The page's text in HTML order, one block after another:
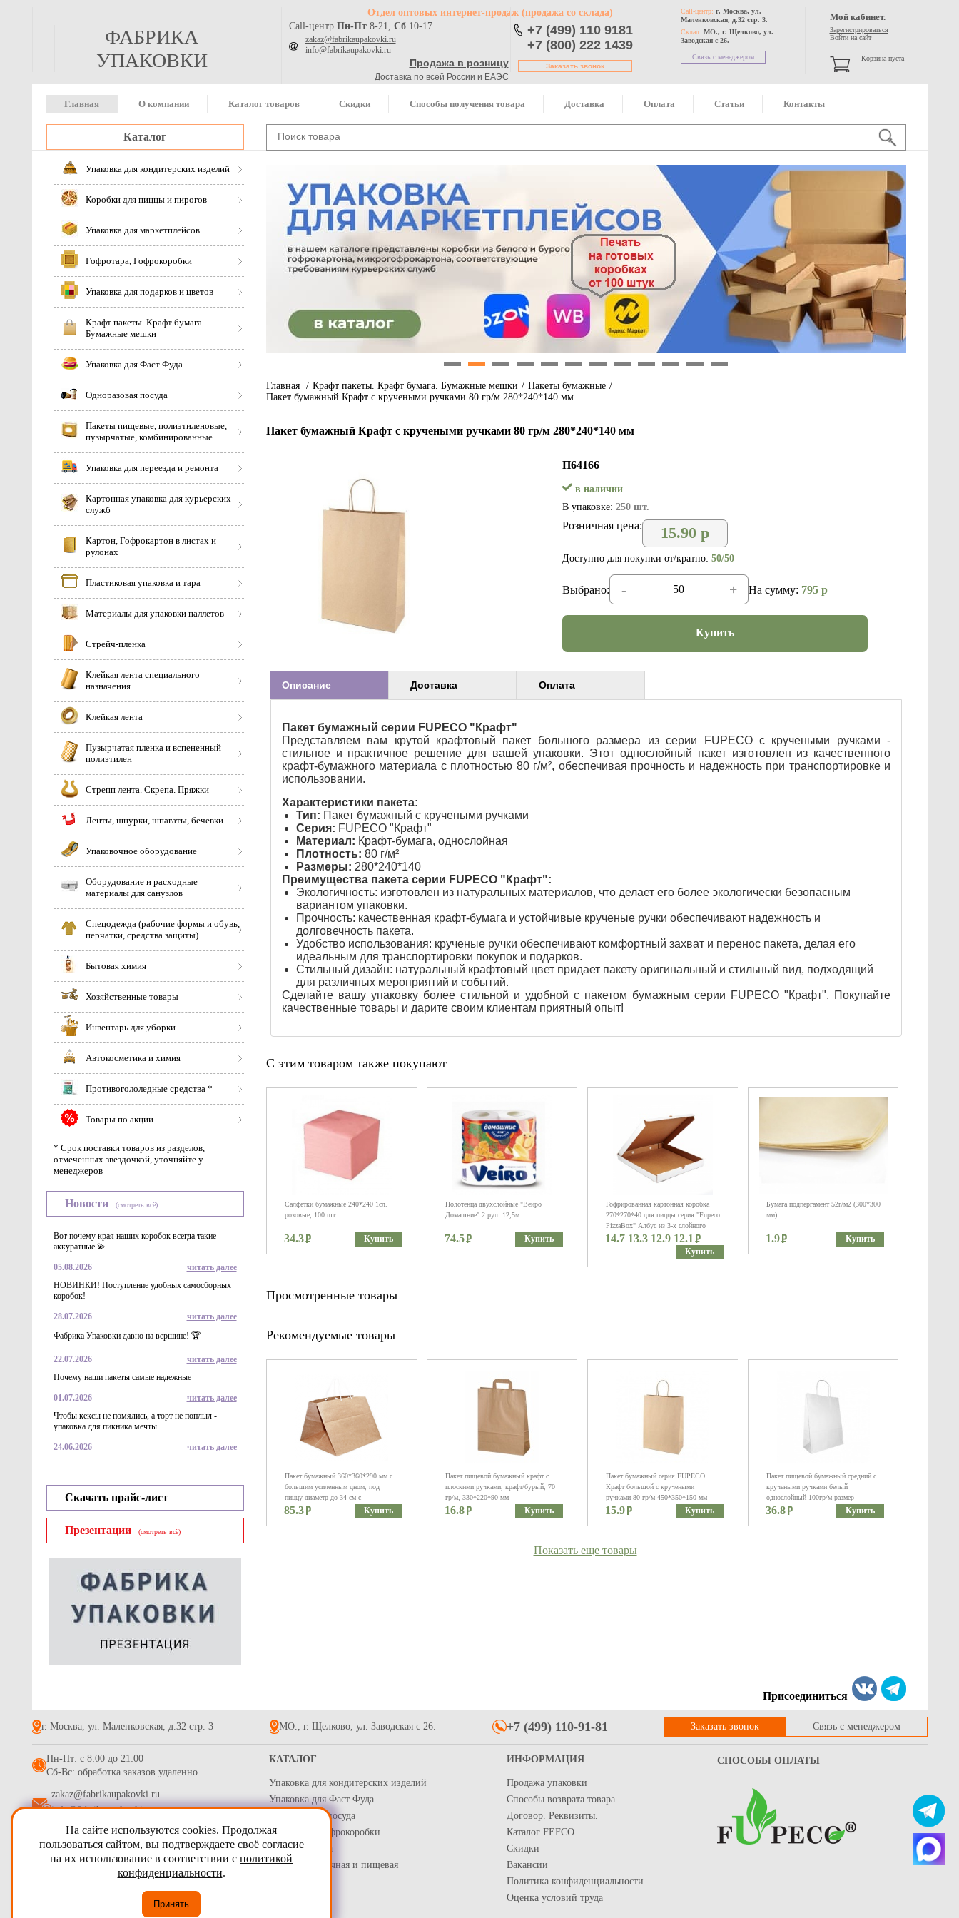
ФАБРИКА
УПАКОВКИ
Отдел оптовых интернет-продаж(продажа со склада)
Call-центр Пн-Пт8-21, Сб10-17
zakaz@fabrikaupakovki.ru
info@fabrikaupakovki.ru
Продажа в розницу
Доставка по всей России и ЕАЭС
+7 (499) 110 9181
+7 (800) 222 1439
Заказать звонок
Call-центр: г. Москва, ул.
Маленковская, д.32 стр. 3.
Склад: МО., г. Щелково, ул.
Заводская с 26.
Связь с менеджером
Мой кабинет.
Зарегистрироваться
Войти на сайт
Корзина пуста
Главная О компании Каталог товаров Скидки Способы получения товара Доставка Оплата Статьи Контакты
Каталог
Упаковка для кондитерских изделий
Коробки для пиццы и пирогов
Упаковка для маркетплейсов
Гофротара, Гофрокоробки
Упаковка для подарков и цветов
Крафт пакеты. Крафт бумага.
Бумажные мешки
Упаковка для Фаст Фуда
Одноразовая посуда
Пакеты пищевые, полиэтиленовые,
пузырчатые, комбинированные
Упаковка для переезда и ремонта
Картонная упаковка для курьерских
служб
Картон, Гофрокартон в листах и
рулонах
Пластиковая упаковка и тара
Материалы для упаковки паллетов
Стрейч-пленка
Клейкая лента специального
назначения
Клейкая лента
Пузырчатая пленка и вспененный
полиэтилен
Стрепп лента. Скрепа. Пряжки
Ленты, шнурки, шпагаты, бечевки
Упаковочное оборудование
Оборудование и расходные
материалы для санузлов
Спецодежда (рабочие формы и обувь,
перчатки, средства защиты)
Бытовая химия
Хозяйственные товары
Инвентарь для уборки
Автокосметика и химия
Противогололедные средства *
Товары по акции
* Срок поставки товаров из разделов,
отмеченных звездочкой, уточняйте у
менеджеров
Новости (смотреть всё)
Вот почему края наших коробок всегда такие
аккуратные 💫
05.08.2026
читать далее
НОВИНКИ! Поступление удобных самосборных
коробок!
28.07.2026
читать далее
Фабрика Упаковки давно на вершине! 🏆
22.07.2026
читать далее
Почему наши пакеты самые надежные
01.07.2026
читать далее
Чтобы кексы не помялись, а торт не поплыл -
упаковка для пикника мечты
24.06.2026 читать далее
Скачать прайс-лист
Презентации (смотреть всё)
Главная / Крафт пакеты. Крафт бумага. Бумажные мешки / Пакеты бумажные /
Пакет бумажный Крафт с кручеными ручками 80 гр/м 280*240*140 мм
Пакет бумажный Крафт с кручеными ручками 80 гр/м 280*240*140 мм
П64166
в наличии
В упаковке: 250 шт.
Розничная цена: 15.90 р
Доступно для покупки от/кратно: 50/50
Выбрано: - + На сумму: 795 р
Купить
Описание Доставка Оплата
Пакет бумажный серии FUPECO "Крафт"
Представляем вам крутой крафтовый пакет большого размера из серии FUPECO с кручеными ручками -
стильное и практичное решение для вашей упаковки. Этот однослойный пакет изготовлен из качественного
крафт-бумажного материала с плотностью 80 г/м², обеспечивая прочность и надежность при транспортировке и
использовании.
Характеристики пакета:
Тип: Пакет бумажный с кручеными ручками
Серия: FUPECO "Крафт"
Материал: Крафт-бумага, однослойная
Плотность: 80 г/м²
Размеры: 280*240*140
Преимущества пакета серии FUPECO "Крафт":
Экологичность: изготовлен из натуральных материалов, что делает его более экологически безопасным
вариантом упаковки.
Прочность: качественная крафт-бумага и устойчивые крученые ручки обеспечивают надежность и
долговечность пакета.
Удобство использования: крученые ручки обеспечивают комфортный захват и перенос пакета, делая его
идеальным для транспортировки покупок и подарков.
Стильный дизайн: натуральный крафтовый цвет придает пакету оригинальный и стильный вид, подходящий
для различных мероприятий и событий.
Сделайте вашу упаковку более стильной и удобной с пакетом бумажным серии FUPECO "Крафт". Покупайте
качественные товары и дарите своим клиентам приятный опыт!
С этим товаром также покупают
Салфетки бумажные 240*240 1сл.
розовые, 100 шт
34.3 Купить
Полотенца двухслойные "Веиро
Домашние" 2 рул. 12,5м
74.5 Купить
Гофрированная картонная коробка
270*270*40 для пиццы серия "Fupeco
PizzaBox" Албус из 3-х слойного
микрогофрокартона бел/бур (Д 20-
14.7 13.3 12.9 12.1
Купить
Бумага подпергамент 52г/м2 (300*300
мм)
1.9 Купить
Просмотренные товары
Рекомендуемые товары
Пакет бумажный 360*360*290 мм с
большим усиленным дном, под
пиццу диаметр до 34 см с
веревочными ручками, крафт бурый
85.3 Купить
Пакет пищевой бумажный крафт с
плоскими ручками, крафт/бурый, 70
гр/м, 330*220*90 мм
16.8 Купить
Пакет бумажный серия FUPECO
Крафт большой с кручеными
ручками 80 гр/м 450*350*150 мм
15.9 Купить
Пакет пищевой бумажный средний с
кручеными ручками белый
однослойный 100гр/м размер
345*260*110 мм
36.8 Купить
17.6 Купить
Пакет фасовочный без ручек
320*220*110, крафт
Купить
Показать еще товары
Присоединиться
г. Москва, ул. Маленковская, д.32 стр. 3 МО., г. Щелково, ул. Заводская с 26. +7 (499) 110-91-81 Заказать звонок Связь с менеджером
Пн-Пт: с 8:00 до 21:00
Сб-Вс: обработка заказов удаленно
zakaz@fabrikaupakovki.ru
info@fabrikaupakovki.ru
2009 - 2026ПТП Фабрика Упаковки
Карта сайта
Согласие на обработку персональных данных
КАТАЛОГ
Упаковка для кондитерских изделий
Упаковка для Фаст Фуда
Одноразовая посуда
Гофротара, Гофрокоробки
Стрейч пленка
Бумага оберточная и пищевая
ИНФОРМАЦИЯ
Продажа упаковки
Способы возврата товара
Договор. Реквизиты.
Каталог FEFCO
Скидки
Вакансии
Политика конфиденциальности
Оценка условий труда
СПОСОБЫ ОПЛАТЫ
На сайте используются cookies. Продолжая
пользоваться сайтом, вы подтверждаете своё согласие
на их использование в соответствии с политикой
конфиденциальности.
Принять